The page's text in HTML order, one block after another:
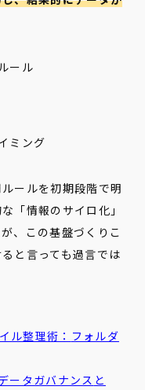
ール
ミング
ールを初期段階で明
「情報のサイロ化」
、この基盤づくりこ
と言っても過言では
ル整理術： フォルダ
ータガバナンス と